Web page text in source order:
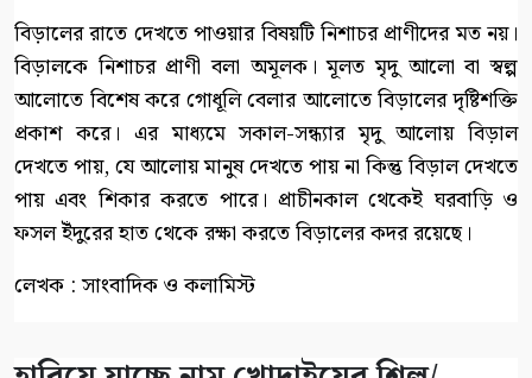
বিড়ালের রাতে দেখতে পাওয়ার বিষয়টি নিশাচর প্রাণীদের মত নয়।
বিড়ালকে নিশাচর প্রাণী বলা অমূলক। মূলত মৃদু আলো বা স্বল্প
আলোতে বিশেষ করে গোধূলি বেলার আলোতে বিড়ালের দৃষ্টিশক্তি
প্রকাশ করে। এর মাধ্যমে সকাল-সন্ধ্যার মৃদু আলোয় বিড়াল
দেখতে পায়, যে আলোয় মানুষ দেখতে পায় না কিন্তু বিড়াল দেখতে
পায় এবং শিকার করতে পারে। প্রাচীনকাল থেকেই ঘরবাড়ি ও
ফসল ইঁদুরের হাত থেকে রক্ষা করতে বিড়ালের কদর রয়েছে।
লেখক : সাংবাদিক ও কলামিস্ট